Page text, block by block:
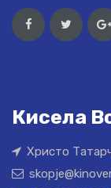
Кисела
Христо